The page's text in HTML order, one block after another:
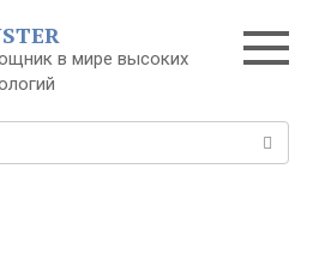
в мире высоких